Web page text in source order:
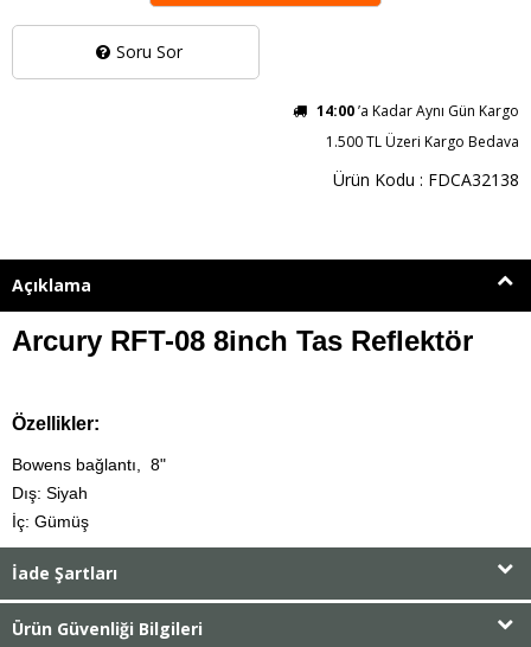
Soru Sor
14:00’a Kadar Aynı Gün Kargo
1.500 TL Üzeri Kargo Bedava
Ürün Kodu : FDCA32138
Açıklama
Arcury RFT-08 8inch Tas Reflektör
Özellikler:
Bowens bağlantı, 8"
Dış: Siyah
İç: Gümüş
İade Şartları
Ürün Güvenliği Bilgileri